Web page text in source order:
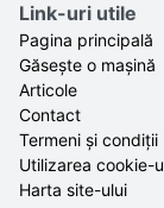
Link-uri utile
Pagina principală
Găsește o mașină
Articole
Contact
Termeni și condiții
Utilizarea cookie-
Harta site-ului